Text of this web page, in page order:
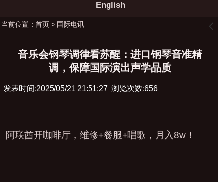
English
当前位置： 首页> 国际电讯 󰊒
音乐会钢琴调律看苏醒：进口钢琴音准精
调，保障国际演出声学品质
发表时间:2025/05/21 21:51:27 浏览次数:656
阿联酋开咖啡厅，维修+餐服+唱歌，月入8w ！